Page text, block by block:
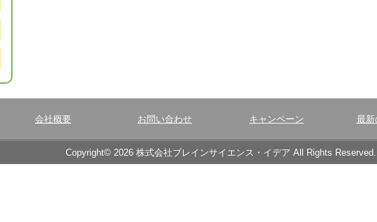
会社概要 お問い合わせ キャンペーン 最新
Copyright© 2026 株式会社ブレインサイエンス・イデア All Rights Reserved.